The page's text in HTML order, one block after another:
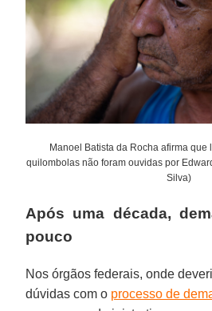
Manoel Batista da Rocha afirma
quilombolas não foram ouvidas por
Silva)
Após uma década,
pouco
Nos órgãos federais, onde
dúvidas com o processo de